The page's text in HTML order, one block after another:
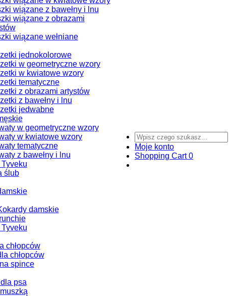
wiązane z bawełny i lnu
wiązane z obrazami
wiązane wełniane
jednokolorowe
w geometryczne wzory
w kwiatowe wzory
tematyczne
z obrazami artystów
z bawełny i lnu
jedwabne
w geometryczne wzory
w kwiatowe wzory
tematyczne
z bawełny i lnu
ślub
damskie
chłopców
chłopców
spince
psa
Moje konto
Shopping Cart 0